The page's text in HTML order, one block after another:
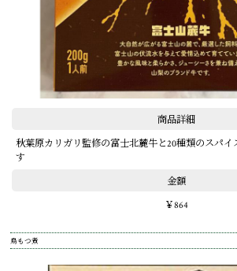
商品詳細
秋葉原カリガリ監修の富士北麓牛と20種類のスパ
す
金額
￥864
鳥もつ煮